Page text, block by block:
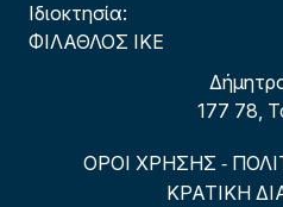
Ιδιοκτησία:
ΦΙΛΑΘΛΟΣ ΙΚΕ
177 78,
ΟΡΟΙ ΧΡΗΣΗΣ -
ΚΡΑΤΙΚΗ